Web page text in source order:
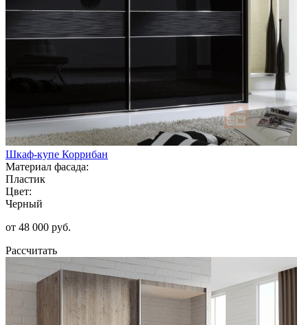
Шкаф-купе Коррибан
Материал фасада:
Пластик
Цвет:
Черный
от 48 000 руб.
Рассчитать